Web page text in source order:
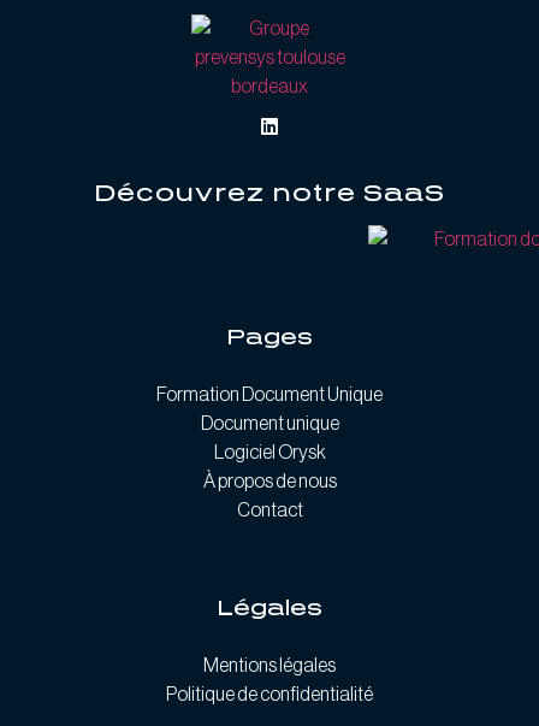
Découvrez notre SaaS
Pages
Formation Document Unique
Document unique
Logiciel Orysk
À propos de nous
Contact
Légales
Mentions légales
Politique de confidentialité